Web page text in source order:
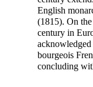
English
(1815). On
century in
bourgeois
concluding